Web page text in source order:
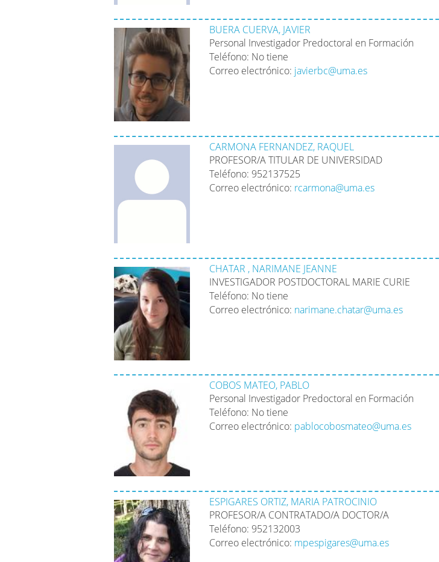
BUERA CUERVA, JAVIER
Personal Investigador Predoctoral en Formación
Teléfono: No tiene
Correo electrónico: javierbc@uma.es
CARMONA FERNANDEZ, RAQUEL
PROFESOR/A TITULAR DE UNIVERSIDAD
Teléfono: 952137525
Correo electrónico: rcarmona@uma.es
CHATAR , NARIMANE JEANNE
INVESTIGADOR POSTDOCTORAL MARIE CURIE
Teléfono: No tiene
Correo electrónico: narimane.chatar@uma.es
COBOS MATEO, PABLO
Personal Investigador Predoctoral en Formación
Teléfono: No tiene
Correo electrónico: pablocobosmateo@uma.es
ESPIGARES ORTIZ, MARIA PATROCINIO
PROFESOR/A CONTRATADO/A DOCTOR/A
Teléfono: 952132003
Correo electrónico: mpespigares@uma.es